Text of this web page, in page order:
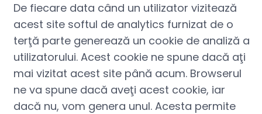
De fiecare data când un utilizator vizitează
acest site softul de analytics furnizat de o
terţă parte generează un cookie de analiză a
utilizatorului. Acest cookie ne spune dacă aţi
mai vizitat acest site până acum. Browserul
ne va spune dacă aveţi acest cookie, iar
dacă nu, vom genera unul. Acesta permite